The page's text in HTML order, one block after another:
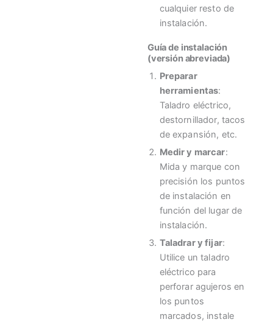
cualquier resto de
instalación.
Guía de instalación
(versión abreviada)
Preparar
herramientas:
Taladro eléctrico,
destornillador, tacos
de expansión, etc.
Medir y marcar:
Mida y marque con
precisión los puntos
de instalación en
función del lugar de
instalación.
Taladrar y fijar:
Utilice un taladro
eléctrico para
perforar agujeros en
los puntos
marcados, instale